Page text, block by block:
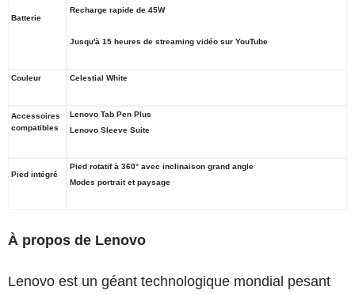
Batterie
Recharge rapide de 45W
Jusqu'à 15 heures de streaming vidéo sur YouTube
Couleur Celestial White
Accessoires
compatibles
Lenovo Tab Pen Plus
Lenovo Sleeve Suite
Pied intégré
Pied rotatif à 360° avec inclinaison grand angle
Modes portrait et paysage
À propos de Lenovo
Lenovo est un géant technologique mondial pesant